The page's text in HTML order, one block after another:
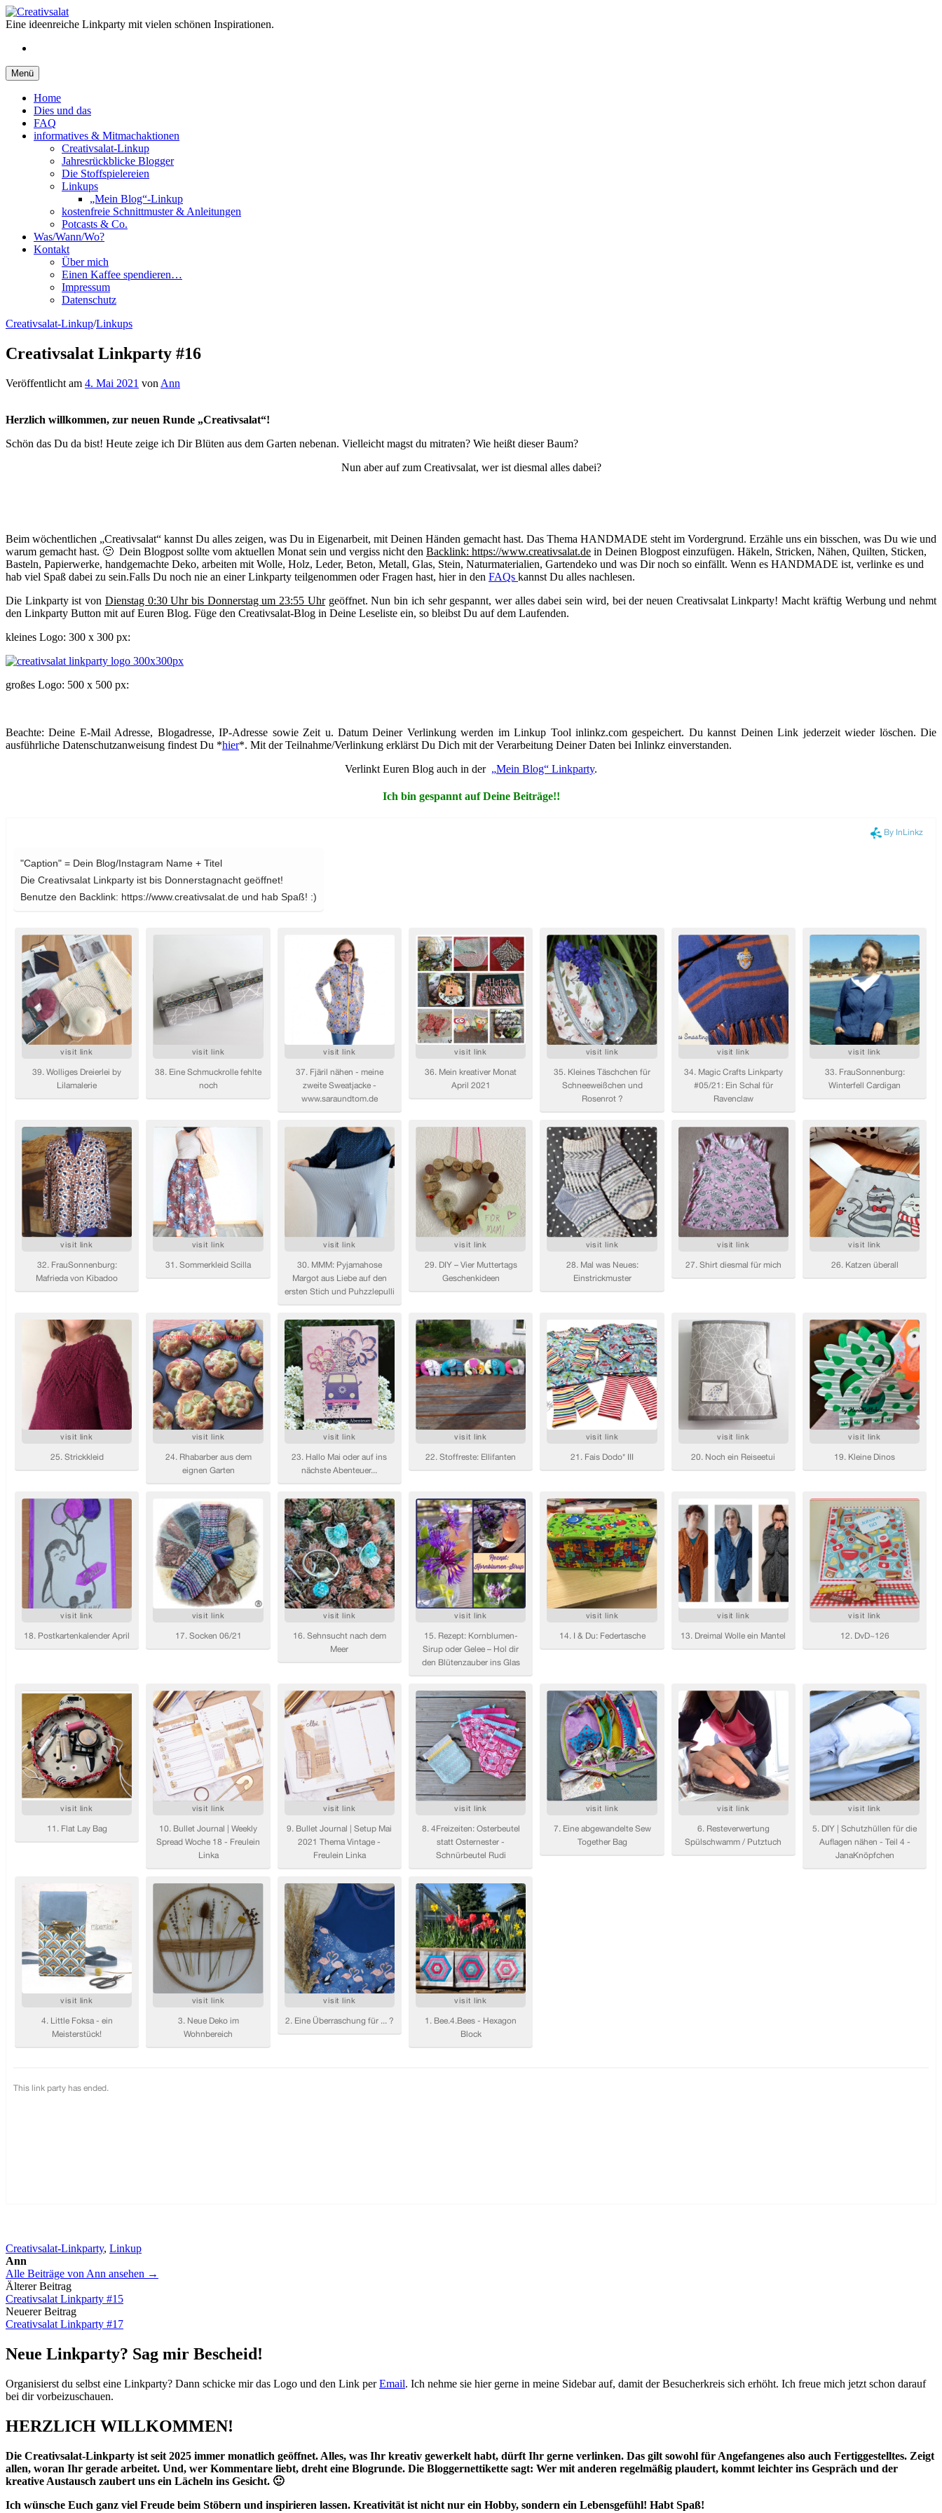
Springe
zum
Eine ideenreiche Linkparty mit vielen schönen Inspirationen.
Menü
Home
Dies und das
FAQ
informatives & Mitmachaktionen
Creativsalat-Linkup
Jahresrückblicke Blogger
Die Stoffspielereien
Linkups
„Mein Blog“-Linkup
kostenfreie Schnittmuster & Anleitungen
Potcasts & Co.
Was/Wann/Wo?
Kontakt
Über mich
Einen Kaffee spendieren…
Impressum
Datenschutz
Creativsalat-Linkup/Linkups
Creativsalat Linkparty #16
Veröffentlicht am 4. Mai 2021 von Ann
Herzlich willkommen, zur neuen Runde „Creativsalat“!
Schön das Du da bist! Heute zeige ich Dir Blüten aus dem Garten nebenan. Vielleicht magst du mitraten? Wie heißt dieser Baum?
Nun aber auf zum Creativsalat, wer ist diesmal alles dabei?
Beim wöchentlichen „Creativsalat“ kannst Du alles zeigen, was Du in Eigenarbeit, mit Deinen Händen gemacht hast. Das Thema HANDMADE steht im Vordergrund. Erzähle uns ein bisschen, was Du wie und
warum gemacht hast. 🙂 Dein Blogpost sollte vom aktuellen Monat sein und vergiss nicht den Backlink: https://www.creativsalat.de in Deinen Blogpost einzufügen. Häkeln, Stricken, Nähen, Quilten, Sticken,
Basteln, Papierwerke, handgemachte Deko, arbeiten mit Wolle, Holz, Leder, Beton, Metall, Glas, Stein, Naturmaterialien, Gartendeko und was Dir noch so einfällt. Wenn es HANDMADE ist, verlinke es und
hab viel Spaß dabei zu sein.Falls Du noch nie an einer Linkparty teilgenommen oder Fragen hast, hier in den FAQs kannst Du alles nachlesen.
Die Linkparty ist von Dienstag 0:30 Uhr bis Donnerstag um 23:55 Uhrgeöffnet. Nun bin ich sehr gespannt, wer alles dabei sein wird, bei der neuen Creativsalat Linkparty! Macht kräftig Werbung und nehmt
den Linkparty Button mit auf Euren Blog. Füge den Creativsalat-Blog in Deine Leseliste ein, so bleibst Du auf dem Laufenden.
kleines Logo: 300 x 300 px:
großes Logo: 500 x 500 px:
Beachte: Deine E-Mail Adresse, Blogadresse, IP-Adresse sowie Zeit u. Datum Deiner Verlinkung werden im Linkup Tool inlinkz.com gespeichert. Du kannst Deinen Link jederzeit wieder löschen. Die
ausführliche Datenschutzanweisung findest Du *hier*. Mit der Teilnahme/Verlinkung erklärst Du Dich mit der Verarbeitung Deiner Daten bei Inlinkz einverstanden.
Verlinkt Euren Blog auch in der „Mein Blog“ Linkparty.
Ich bin gespannt auf Deine Beiträge!!
Creativsalat-Linkparty, Linkup
Ann
Alle Beiträge von Ann ansehen →
Beitrags-
Navigation
Älterer Beitrag
Creativsalat Linkparty #15
Neuerer Beitrag
Creativsalat Linkparty #17
Neue Linkparty? Sag mir Bescheid!
Organisierst du selbst eine Linkparty? Dann schicke mir das Logo und den Link perEmail. Ich nehme sie hier gerne in meine Sidebar auf, damit der Besucherkreis sich erhöht. Ich freue mich jetzt schon darauf
bei dir vorbeizuschauen.
HERZLICH WILLKOMMEN!
Die Creativsalat-Linkparty ist seit 2025 immer monatlich geöffnet. Alles, was Ihr kreativ gewerkelt habt, dürft Ihr gerne verlinken. Das gilt sowohl für Angefangenes also auch Fertiggestelltes. Zeigt
allen, woran Ihr gerade arbeitet. Und, wer Kommentare liebt, dreht eine Blogrunde. Die Bloggernettikette sagt: Wer mit anderen regelmäßig plaudert, kommt leichter ins Gespräch und der
kreative Austausch zaubert uns ein Lächeln ins Gesicht. 🙂
Ich wünsche Euch ganz viel Freude beim Stöbern und inspirieren lassen. Kreativität ist nicht nur ein Hobby, sondern ein Lebensgefühl! Habt Spaß!